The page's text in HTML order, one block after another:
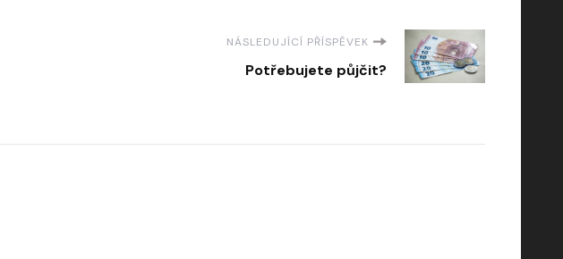
NÁSLEDUJÍCÍ PŘÍSPĚVEK
Potřebujete půjčit?